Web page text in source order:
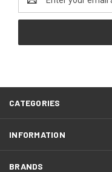
Address
CATEGORIES
INFORMATION
BRANDS